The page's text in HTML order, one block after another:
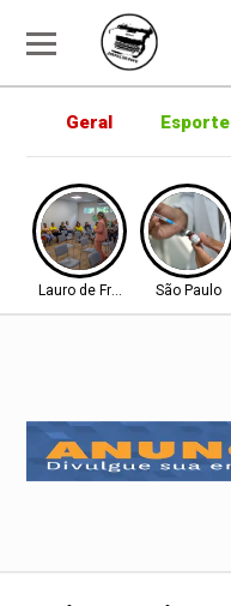
Geral
Lauro de Freitas São Paulo